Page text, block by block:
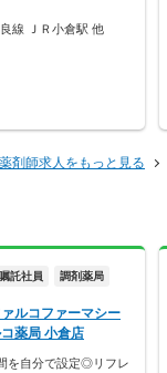
線 ＪＲ小倉駅 他
剤師求人をもっと見る
託社員 調剤薬局
ルコファーマシー
薬局 小倉店
を自分で設定◎リフレ